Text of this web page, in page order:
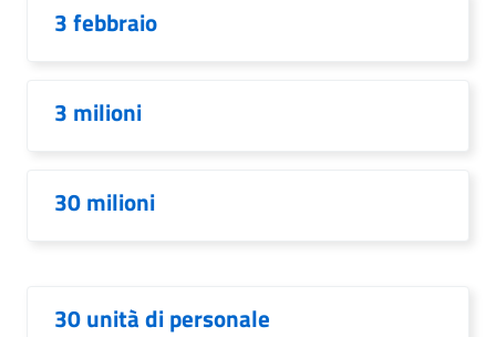
3 febbraio
3 milioni
30 milioni
30 unità di personale